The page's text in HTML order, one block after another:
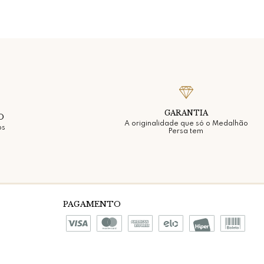
GARANTIA
A originalidade que só o Medalhão
Persa tem
PAGAMENTO